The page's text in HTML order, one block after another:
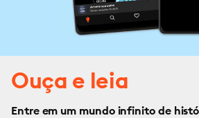
Ouça e leia
Entre em um mundo infinito de